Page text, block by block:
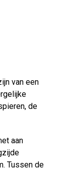
van een
de
aan
Tussen de